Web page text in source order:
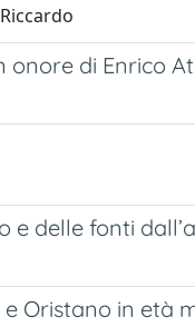
onore di Enrico
e delle fonti
Oristano in età